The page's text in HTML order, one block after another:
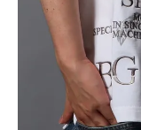
ランキング
お問い合わせ